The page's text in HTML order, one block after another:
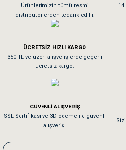
As**** Tu******
Tavşanım kafesinin kalitesine ve
Sa**** On******
Kedilerim beğeniyorlar. Memnunuz. Uygun
Me***** Ya******
Ürünlerimizin tümü resmi
distribütörlerden tedarik edilir.
ÜCRETSİZ HIZLI KARGO
350 TL ve üzeri alışverişlerde geçerli
ücretsiz kargo.
GÜVENLİ ALIŞVERİŞ
SSL Sertifikası ve 3D ödeme ile güvenli
alışveriş.